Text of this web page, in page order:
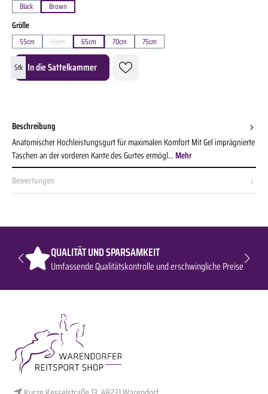
Black Brown
Größeauswählen
55cm 60cm(Diese Option ist zurzeit nicht verfügbar.)
65cm 70cm 75cm
Produkt Anzahl: Gib den gewünschten Wert ein oder benutze die Schaltflächen um die
Stk In die Sattelkammer
Beschreibung
Anatomischer Hochleistungsgurt für maximalen Komfort Mit Gel imprägnierte
Taschen an der vorderen Kante des Gurtes ermögl…Mehr
Bewertungen
QUALITÄT UND SPARSAMKEIT
Umfassende Qualitätskontrolle und erschwingliche Preise